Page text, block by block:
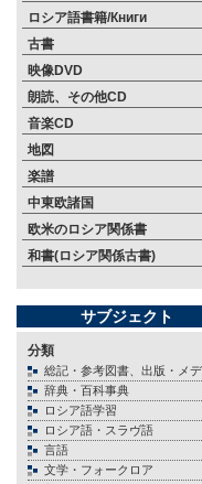
ロシア語書籍/Книги
古書
映像DVD
朗読、その他CD
音楽CD
地図
楽譜
中東欧諸国
欧米のロシア関係書
和書(ロシア関係古書)
サブジェクト
分類
総記・参考図書、出版・メ
辞典・百科事典
ロシア語学習
ロシア語・スラヴ語
言語
文学・フォークロア